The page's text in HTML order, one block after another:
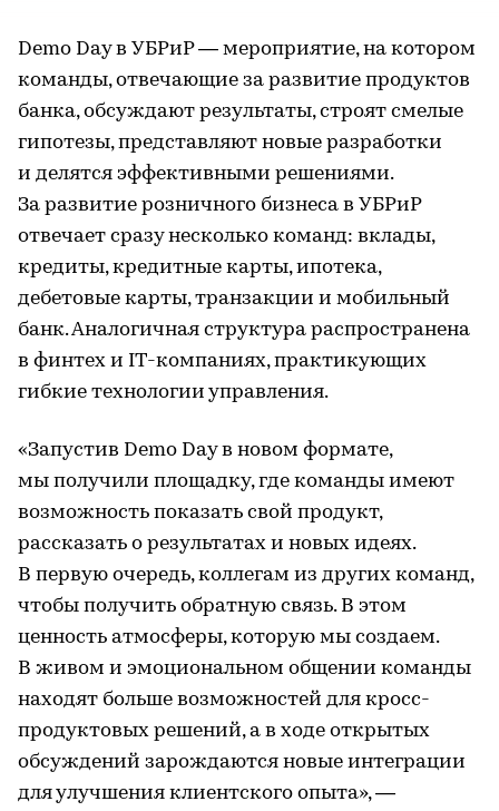
Demo Day в УБРиР — мероприятие, на котором
команды, отвечающие за развитие продуктов
банка, обсуждают результаты, строят смелые
гипотезы, представляют новые разработки
и делятся эффективными решениями.
За развитие розничного бизнеса в УБРиР
отвечает сразу несколько команд: вклады,
кредиты, кредитные карты, ипотека,
дебетовые карты, транзакции и мобильный
банк. Аналогичная структура распространена
в финтех и IT-компаниях, практикующих
гибкие технологии управления.
«Запустив Demo Day в новом формате,
мы получили площадку, где команды имеют
возможность показать свой продукт,
рассказать о результатах и новых идеях.
В первую очередь, коллегам из других команд,
чтобы получить обратную связь. В этом
ценность атмосферы, которую мы создаем.
В живом и эмоциональном общении команды
находят больше возможностей для кросс-
продуктовых решений, а в ходе открытых
обсуждений зарождаются новые интеграции
для улучшения клиентского опыта», —